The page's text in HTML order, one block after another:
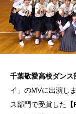
千葉敬愛高校ダンス
イ」のMVに出演し
ス部門で受賞した